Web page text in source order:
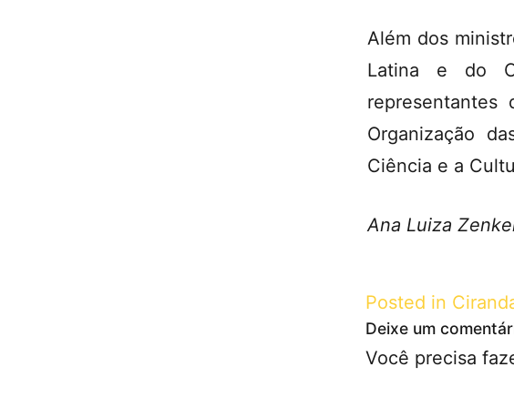
Além dos
Latina e do
representantes
Organização
Ciência e a
Ana Luiza
Posted in
Deixe um
Você precisa